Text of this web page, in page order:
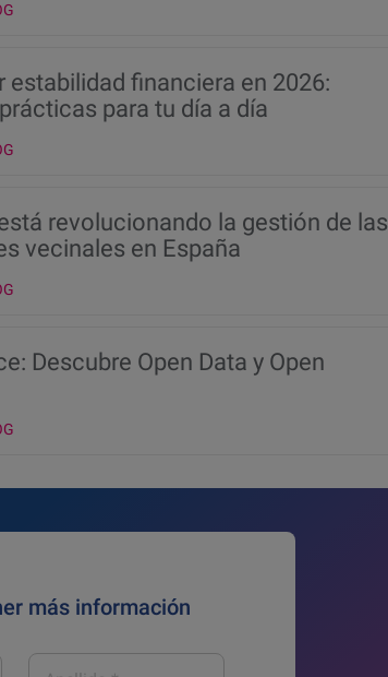
estabilidad financiera en 2026:
para tu día a día
revolucionando la gestión de las
vecinales en España
Descubre Open Data y Open
más información
Apellido